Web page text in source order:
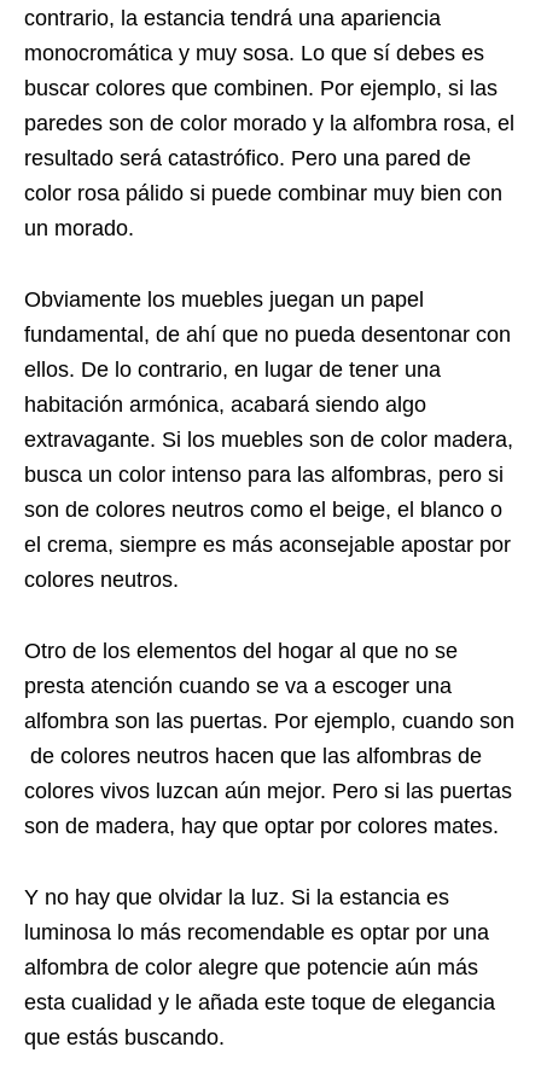
contrario, la estancia tendrá una apariencia
monocromática y muy sosa. Lo que sí debes es
buscar colores que combinen. Por ejemplo, si las
paredes son de color morado y la alfombra rosa, el
resultado será catastrófico. Pero una pared de
color rosa pálido si puede combinar muy bien con
un morado.
Obviamente los muebles juegan un papel
fundamental, de ahí que no pueda desentonar con
ellos. De lo contrario, en lugar de tener una
habitación armónica, acabará siendo algo
extravagante. Si los muebles son de color madera,
busca un color intenso para las alfombras, pero si
son de colores neutros como el beige, el blanco o
el crema, siempre es más aconsejable apostar por
colores neutros.
Otro de los elementos del hogar al que no se
presta atención cuando se va a escoger una
alfombra son las puertas. Por ejemplo, cuando son
de colores neutros hacen que las alfombras de
colores vivos luzcan aún mejor. Pero si las puertas
son de madera, hay que optar por colores mates.
Y no hay que olvidar la luz. Si la estancia es
luminosa lo más recomendable es optar por una
alfombra de color alegre que potencie aún más
esta cualidad y le añada este toque de elegancia
que estás buscando.